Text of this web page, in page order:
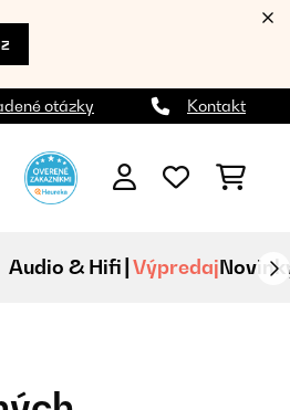
otázky Kontakt
Audio & Hifi Výpredaj